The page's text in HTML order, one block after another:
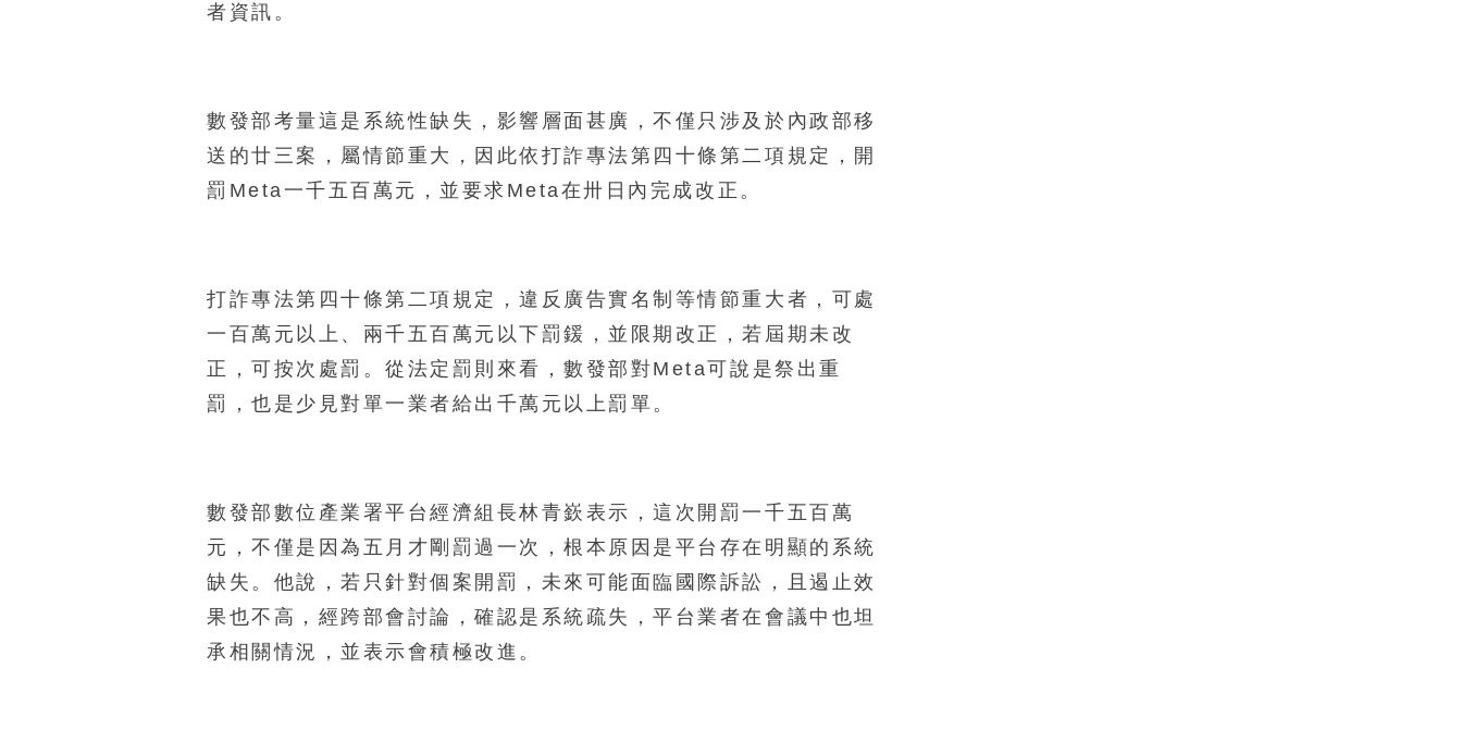
者資訊。
數發部考量這是系統性缺失，影響層面甚廣，不僅只涉及於內政部移
送的廿三案，屬情節重大，因此依打詐專法第四十條第二項規定，開
罰Meta一千五百萬元，並要求Meta在卅日內完成改正。
打詐專法第四十條第二項規定，違反廣告實名制等情節重大者，可處
一百萬元以上、兩千五百萬元以下罰鍰，並限期改正，若屆期未改
正，可按次處罰。從法定罰則來看，數發部對Meta可說是祭出重
罰，也是少見對單一業者給出千萬元以上罰單。
數發部數位產業署平台經濟組長林青嶔表示，這次開罰一千五百萬
元，不僅是因為五月才剛罰過一次，根本原因是平台存在明顯的系統
缺失。他說，若只針對個案開罰，未來可能面臨國際訴訟，且遏止效
果也不高，經跨部會討論，確認是系統疏失，平台業者在會議中也坦
承相關情況，並表示會積極改進。